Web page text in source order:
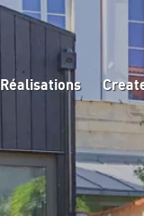
Réalisations